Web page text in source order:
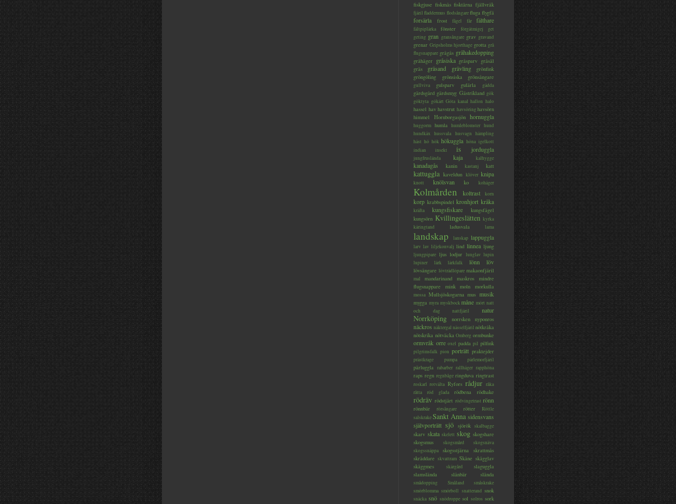
fiskgjuse fiskmås fisktärna fjällvråk
fjäril fladdermus flodsångarefluga flygfä
forsärla frost fågel får fälthare
fältpiplärka fönster förgätmigej
get
geting gran gransångare grav gravand
grenar Gripsholms hjorthage grotta grå
flugsnappare grågås gråhakedopping
gråhäger gråsiska gråsparv gråsäl
gräs
gräsand grävling
grönfink
gröngöling
grönsiska grönsångare
gullviva gulsparv gulärla gädda
gärdsgård gärdsmyg Gästrikland gök
göktyta gökärt Göta kanal hallon halo
hassel hav havstrut havsöring havsörn
himmel
Hornborgasjön hornuggla
huggorm humla humleblomster hund
hundkäx
hussvala husvagn
hämpling
häst hö hök hökuggla höna igelkott
indian
insekt is jorduggla
jungfruslända kaja kalhygge
kanadagås kanin kastanj katt
kattuggla kaveldun klöver knipa
knott knölsvan ko kohäger
Kolmården koltrast korn
korp krabbspindel kronhjort kråka
kräfta kungsfiskare
kungsfågel
kungsörn Kvillingeslätten kyrka
käringtand
ladusvala lama
landskap lanskap lappuggla
larv lav liljekonvalj lind linnea ljung
ljungpipare ljus lodjur lunglav lupin
lupiner
lärk lärkfalk lönn löv
lövsångare lövträdlöpare makaonfjäril
mal mandarinand maskros
mindre
flugsnappare
mink moln morkulla
mossa Mullsjöskogarna mus musik
mygga myra myskbock måne mört natt
och dag
nattfjäril natur
Norrköping norrsken nyponros
näckros näktergal nässelfjäril nötkråka
nötskrika nötväcka Omberg ormbunke
ormvråk orre oxel padda pil pilfink
pilgrimsfalk pion porträtt praktejder
prästkrage pumpa pärlemorfjäril
pärluggla rabarber rallhäger rapphöna
raps regn regnbåge ringduva ringtrast
roskarl rotvälta Ryfors rådjur råka
råtta
röd glada rödbena rödhake
rödräv rödstjärt rödvingetrast rönn
rönnbär rörsångare rötter
Röttle
salskrakeSankt Anna sidensvans
självporträtt sjö sjörök skalbagge
skarv skata skelett skog skogshare
skogsmus
skogsmård
skogsnäva
skogssnäppa
skogsstjärna
skrattmås
skräddare skvattram Skåne skägglav
skäggmes
skärgård
slaguggla
slamslända
slånbär slända
smådopping Småland
småskrake
smörblomma smörboll snatterand snok
snäcka snö snödroppe sol solros sork